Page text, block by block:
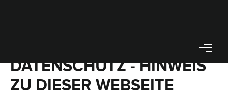
DATENSCHUTZ - HINWEIS
ZU DIESER WEBSEITE